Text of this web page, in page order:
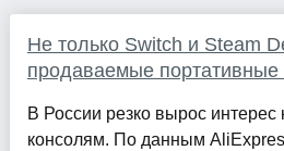
Не только Switch и Steam
продаваемые портативные
В России резко вырос интерес
консолям. По данным